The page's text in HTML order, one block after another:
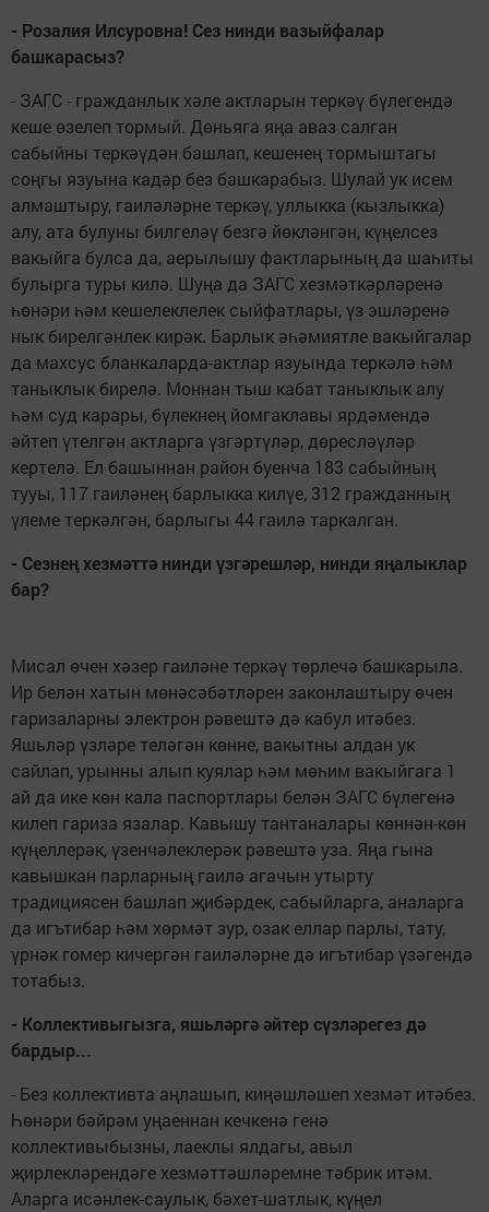
- Розалия Илсуровна! Сез нинди вазыйфалар
башкарасыз?
- ЗАГС - гражданлык хәле актларын теркәү бүлегендә
кеше өзелеп тормый. Дөньяга яңа аваз салган
сабыйны теркәүдән башлап, кешенең тормыштагы
соңгы язуына кадәр без башкарабыз. Шулай ук исем
алмаштыру, гаиләләрне теркәү, уллыкка (кызлыкка)
алу, ата булуны билгеләү безгә йөкләнгән, күңелсез
вакыйга булса да, аерылышу фактларының да шаһиты
булырга туры килә. Шуңа да ЗАГС хезмәткәрләренә
һөнәри һәм кешелеклелек сыйфатлары, үз эшләренә
нык бирелгәнлек кирәк. Барлык әһәмиятле вакыйгалар
да махсус бланкаларда-актлар язуында теркәлә һәм
таныклык бирелә. Моннан тыш кабат таныклык алу
һәм суд карары, бүлекнең йомгаклавы ярдәмендә
әйтеп үтелгән актларга үзгәртүләр, дөресләүләр
кертелә. Ел башыннан район буенча 183 сабыйның
тууы, 117 гаиләнең барлыкка килүе, 312 гражданның
үлеме теркәлгән, барлыгы 44 гаилә таркалган.
- Сезнең хезмәттә нинди үзгәрешләр, нинди яңалыклар
бар?
Мисал өчен хәзер гаиләне теркәү төрлечә башкарыла.
Ир белән хатын мөнәсәбәтләрен законлаштыру өчен
гаризаларны электрон рәвештә дә кабул итәбез.
Яшьләр үзләре теләгән көнне, вакытны алдан ук
сайлап, урынны алып куялар һәм мөһим вакыйгага 1
ай да ике көн кала паспортлары белән ЗАГС бүлегенә
килеп гариза язалар. Кавышу тантаналары көннән-көн
күңеллерәк, үзенчәлеклерәк рәвештә уза. Яңа гына
кавышкан парларның гаилә агачын утырту
традициясен башлап җибәрдек, сабыйларга, аналарга
да игътибар һәм хөрмәт зур, озак еллар парлы, тату,
үрнәк гомер кичергән гаиләләрне дә игътибар үзәгендә
тотабыз.
- Коллективыгызга, яшьләргә әйтер сүзләрегез дә
бардыр...
- Без коллективта аңлашып, киңәшләшеп хезмәт итәбез.
Һөнәри бәйрәм уңаеннан кечкенә генә
коллективыбызны, лаеклы ялдагы, авыл
җирлекләрендәге хезмәттәшләремне тәбрик итәм.
Аларга исәнлек-саулык, бәхет-шатлык, күңел